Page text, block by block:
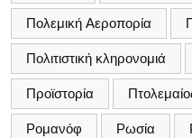
Πολεμική Αεροπορία
Πολιτιστική κληρονομιά
Προϊστορία
Ρομανόφ Ρωσία